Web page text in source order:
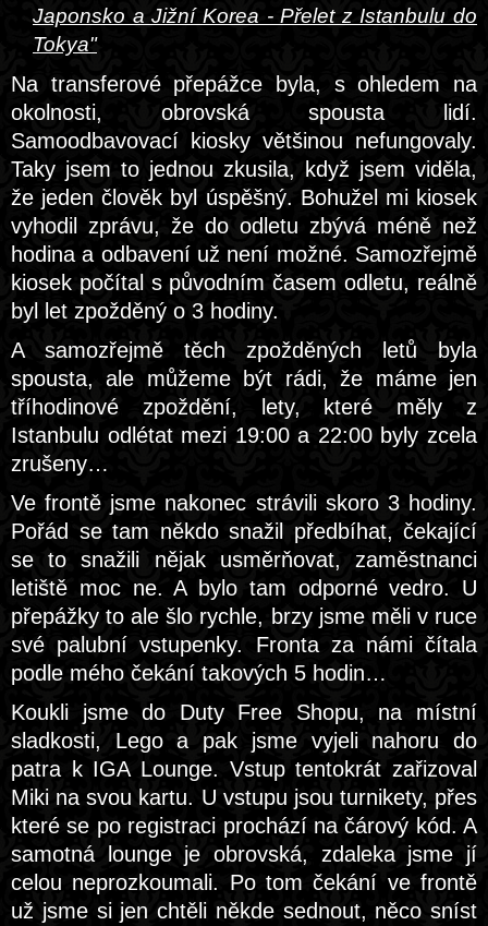
Japonsko a Jižní Korea - Přelet z Istanbulu do
Tokya"
Na transferové přepážce byla, s ohledem na
okolnosti, obrovská spousta lidí.
Samoodbavovací kiosky většinou nefungovaly.
Taky jsem to jednou zkusila, když jsem viděla,
že jeden člověk byl úspěšný. Bohužel mi kiosek
vyhodil zprávu, že do odletu zbývá méně než
hodina a odbavení už není možné. Samozřejmě
kiosek počítal s původním časem odletu, reálně
byl let zpožděný o 3 hodiny.
A samozřejmě těch zpožděných letů byla
spousta, ale můžeme být rádi, že máme jen
tříhodinové zpoždění, lety, které měly z
Istanbulu odlétat mezi 19:00 a 22:00 byly zcela
zrušeny…
Ve frontě jsme nakonec strávili skoro 3 hodiny.
Pořád se tam někdo snažil předbíhat, čekající
se to snažili nějak usměrňovat, zaměstnanci
letiště moc ne. A bylo tam odporné vedro. U
přepážky to ale šlo rychle, brzy jsme měli v ruce
své palubní vstupenky. Fronta za námi čítala
podle mého čekání takových 5 hodin…
Koukli jsme do Duty Free Shopu, na místní
sladkosti, Lego a pak jsme vyjeli nahoru do
patra k IGA Lounge. Vstup tentokrát zařizoval
Miki na svou kartu. U vstupu jsou turnikety, přes
které se po registraci prochází na čárový kód. A
samotná lounge je obrovská, zdaleka jsme jí
celou neprozkoumali. Po tom čekání ve frontě
už jsme si jen chtěli někde sednout, něco sníst